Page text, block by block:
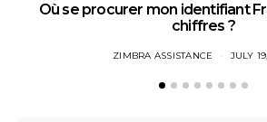
Où se procurer mon identifiant
chiffres ?
ZIMBRA ASSISTANCE JULY